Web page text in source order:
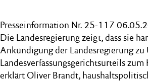
Presseinformation Nr. 25-117
Die Landesregierung zeigt, dass sie
Ankündigung der Landesregierung zu
Landesverfassungsgerichtsurteils
erklärt Oliver Brandt,